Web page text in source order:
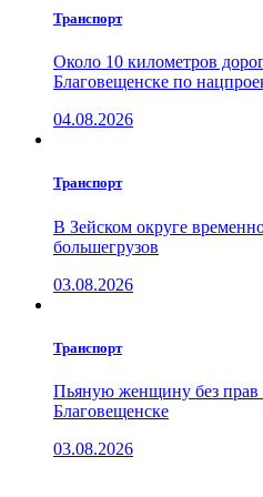
Транспорт
Около 10 километров
Благовещенске по
04.08.2026
Транспорт
В Зейском округе
большегрузов
03.08.2026
Транспорт
Пьяную женщину без прав
Благовещенске
03.08.2026